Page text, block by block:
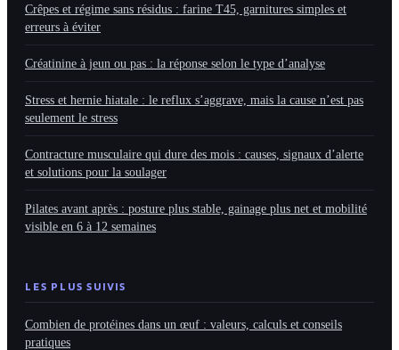
Crêpes et régime sans résidus : farine T45, garnitures simples et
erreurs à éviter
Créatinine à jeun ou pas : la réponse selon le type d’analyse
Stress et hernie hiatale : le reflux s’aggrave, mais la cause n’est pas
seulement le stress
Contracture musculaire qui dure des mois : causes, signaux d’alerte
et solutions pour la soulager
Pilates avant après : posture plus stable, gainage plus net et mobilité
visible en 6 à 12 semaines
LES PLUS SUIVIS
Combien de protéines dans un œuf : valeurs, calculs et conseils
pratiques